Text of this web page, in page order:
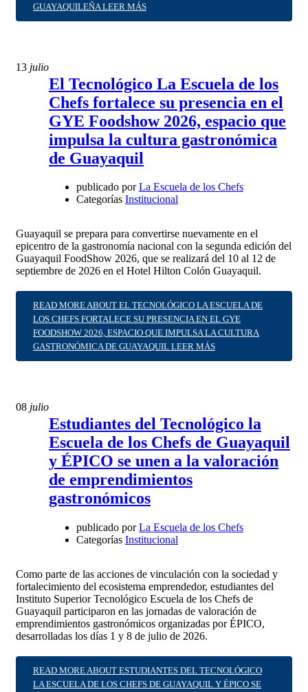
GUAYAQUILEÑA LEER MÁS
13 julio
El Tecnológico La Escuela de los
Chefs fortalece su presencia en el
GYE Foodshow 2026, espacio que
impulsa la cultura gastronómica
de Guayaquil
publicado por La Escuela de los Chefs
Categorías Institucional
Guayaquil se prepara para convertirse nuevamente en el
epicentro de la gastronomía nacional con la segunda edición del
Guayaquil FoodShow 2026, que se realizará del 10 al 12 de
septiembre de 2026 en el Hotel Hilton Colón Guayaquil.
READ MORE ABOUT EL TECNOLÓGICO LA ESCUELA DE
LOS CHEFS FORTALECE SU PRESENCIA EN EL GYE
FOODSHOW 2026, ESPACIO QUE IMPULSA LA CULTURA
GASTRONÓMICA DE GUAYAQUIL LEER MÁS
08 julio
Estudiantes del Tecnológico la
Escuela de los Chefs de Guayaquil
y ÉPICO se unen a la valoración
de emprendimientos
gastronómicos
publicado por La Escuela de los Chefs
Categorías Institucional
Como parte de las acciones de vinculación con la sociedad y
fortalecimiento del ecosistema emprendedor, estudiantes del
Instituto Superior Tecnológico Escuela de los Chefs de
Guayaquil participaron en las jornadas de valoración de
emprendimientos gastronómicos organizadas por ÉPICO,
desarrolladas los días 1 y 8 de julio de 2026.
READ MORE ABOUT ESTUDIANTES DEL TECNOLÓGICO
LA ESCUELA DE LOS CHEFS DE GUAYAQUIL Y ÉPICO SE